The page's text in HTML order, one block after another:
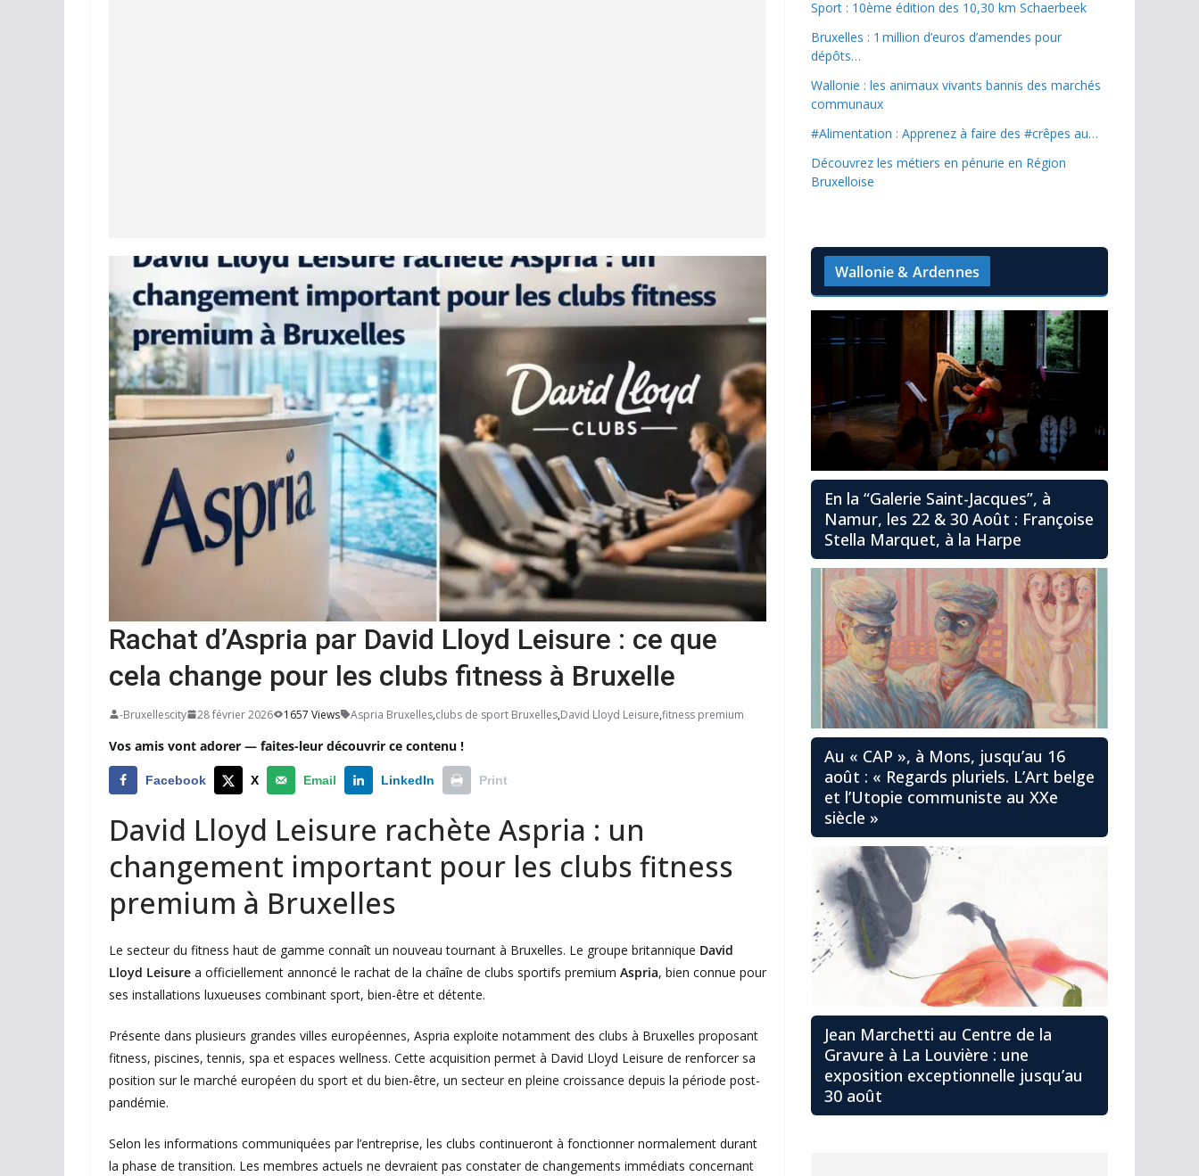
Rachat d’Aspria par David Lloyd Leisure : ce que
cela change pour les clubs fitness à Bruxelle
-Bruxellescity 28 février 2026 1657 Views Aspria Bruxelles,clubs de sport Bruxelles,David Lloyd Leisure,fitness premium
Vos amis vont adorer — faites-leur découvrir ce contenu !
Facebook X Email LinkedIn Print
David Lloyd Leisure rachète Aspria : un
changement important pour les clubs fitness
premium à Bruxelles
Le secteur du fitness haut de gamme connaît un nouveau tournant à Bruxelles. Le groupe britannique David
Lloyd Leisure a officiellement annoncé le rachat de la chaîne de clubs sportifs premium Aspria, bien connue pour
ses installations luxueuses combinant sport, bien-être et détente.
Présente dans plusieurs grandes villes européennes, Aspria exploite notamment des clubs à Bruxelles proposant
fitness, piscines, tennis, spa et espaces wellness. Cette acquisition permet à David Lloyd Leisure de renforcer sa
position sur le marché européen du sport et du bien-être, un secteur en pleine croissance depuis la période post-
pandémie.
Selon les informations communiquées par l’entreprise, les clubs continueront à fonctionner normalement durant
la phase de transition. Les membres actuels ne devraient pas constater de changements immédiats concernant
Sport : 10ème édition des 10,30 km Schaerbeek
Bruxelles : 1 million d’euros d’amendes pour
dépôts…
Wallonie : les animaux vivants bannis des marchés
communaux
#Alimentation : Apprenez à faire des #crêpes au…
Découvrez les métiers en pénurie en Région
Bruxelloise
Wallonie & Ardennes
En la “Galerie Saint-Jacques”, à
Namur, les 22 & 30 Août : Françoise
Stella Marquet, à la Harpe
Au « CAP », à Mons, jusqu’au 16
août : « Regards pluriels. L’Art belge
et l’Utopie communiste au XXe
siècle »
Jean Marchetti au Centre de la
Gravure à La Louvière : une
exposition exceptionnelle jusqu’au
30 août